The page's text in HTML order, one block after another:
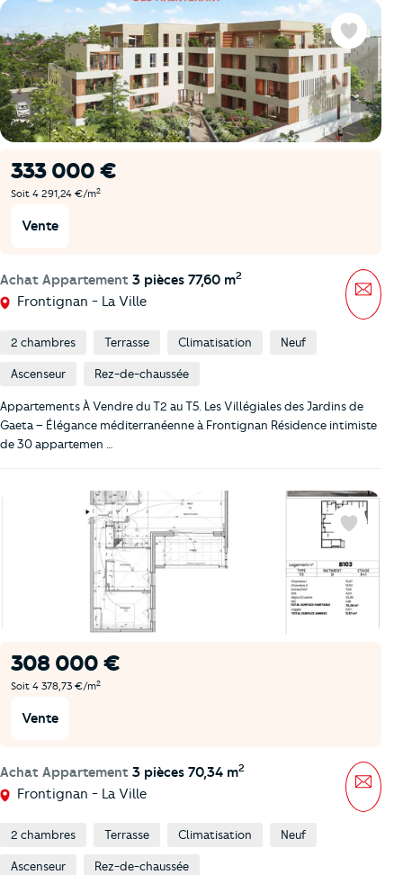
333 000 €
Soit 4 291,24 €/m2
Vente
Achat Appartement 3 pièces 77,60 m2
Frontignan - La Ville
Favoris
2 chambres Terrasse Climatisation Neuf
Ascenseur Rez-de-chaussée
Appartements À Vendre du T2 au T5. Les Villégiales des Jardins de
Gaeta – Élégance méditerranéenne à Frontignan Résidence intimiste
de 30 appartemen …
308 000 €
Soit 4 378,73 €/m2
Vente
Achat Appartement 3 pièces 70,34 m2
Frontignan - La Ville
Favoris
2 chambres Terrasse Climatisation Neuf
Ascenseur Rez-de-chaussée